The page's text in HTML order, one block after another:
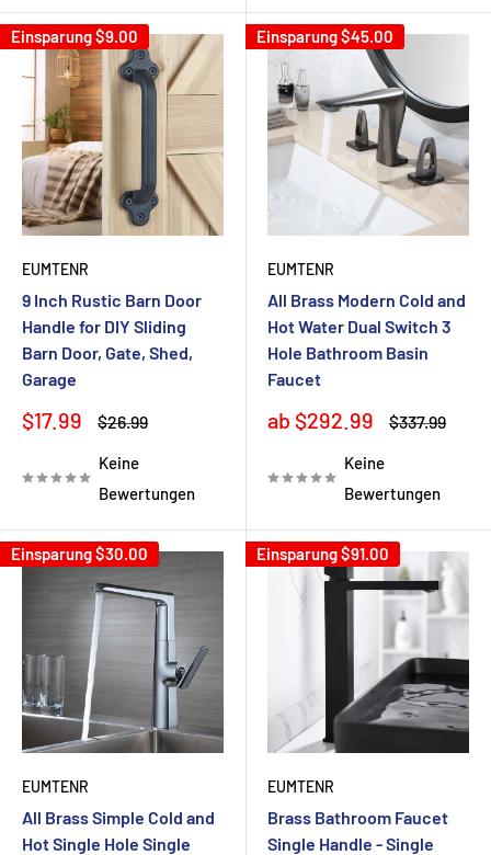
Einsparung$9.00
EUMTENR
9 Inch Rustic Barn Door
Handle for DIY Sliding
Barn Door, Gate, Shed,
Garage
Sonderpreis
$17.99 Normalpreis
$26.99
Keine
Bewertungen
Einsparung$45.00
EUMTENR
All Brass Modern Cold and
Hot Water Dual Switch 3
Hole Bathroom Basin
Faucet
Sonderpreis
ab $292.99 Normalpreis
$337.99
Keine
Bewertungen
Einsparung$30.00
EUMTENR
All Brass Simple Cold and
Hot Single Hole Single
Einsparung$91.00
EUMTENR
Brass Bathroom Faucet
Single Handle - Single